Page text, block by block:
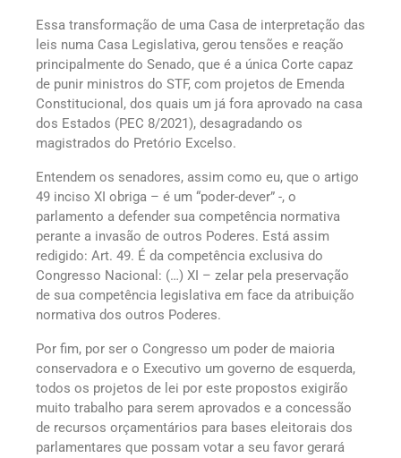
Essa transformação de uma Casa de interpretação das
leis numa Casa Legislativa, gerou tensões e reação
principalmente do Senado, que é a única Corte capaz
de punir ministros do STF, com projetos de Emenda
Constitucional, dos quais um já fora aprovado na casa
dos Estados (PEC 8/2021), desagradando os
magistrados do Pretório Excelso.
Entendem os senadores, assim como eu, que o artigo
49 inciso XI obriga – é um “poder-dever” -, o
parlamento a defender sua competência normativa
perante a invasão de outros Poderes. Está assim
redigido: Art. 49. É da competência exclusiva do
Congresso Nacional: (…) XI – zelar pela preservação
de sua competência legislativa em face da atribuição
normativa dos outros Poderes.
Por fim, por ser o Congresso um poder de maioria
conservadora e o Executivo um governo de esquerda,
todos os projetos de lei por este propostos exigirão
muito trabalho para serem aprovados e a concessão
de recursos orçamentários para bases eleitorais dos
parlamentares que possam votar a seu favor gerará